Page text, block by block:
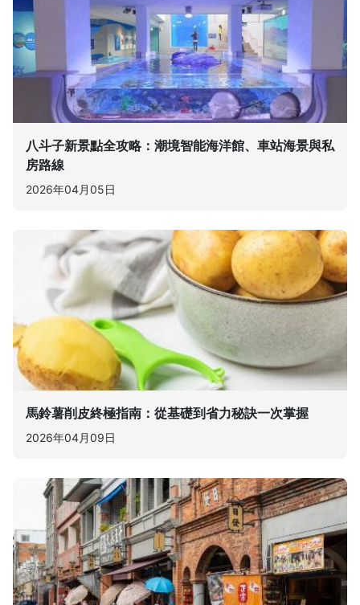
八斗子新景點全攻略：潮境智能海洋館、車站海景與私
房路線
2026年04月05日
馬鈴薯削皮終極指南：從基礎到省力秘訣一次掌握
2026年04月09日